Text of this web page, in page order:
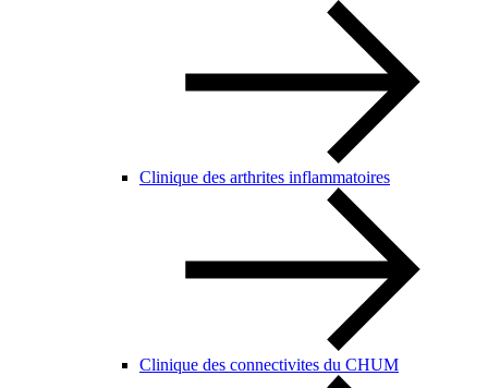
Clinique des arthrites inflammatoires
Clinique des connectivites du CHUM